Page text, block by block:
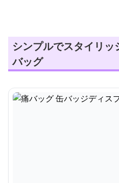
シンプルでスタイリ
バッグ